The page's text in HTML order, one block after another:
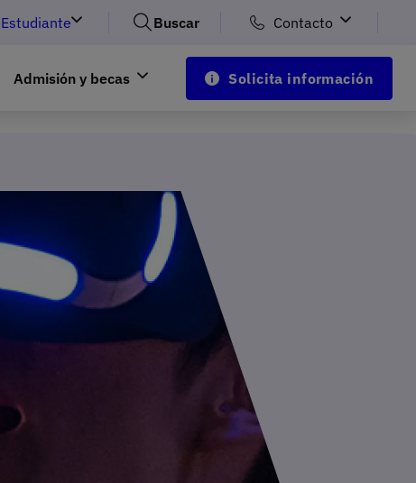
Estudiante Buscar Contacto
Admisión y becas Solicita información